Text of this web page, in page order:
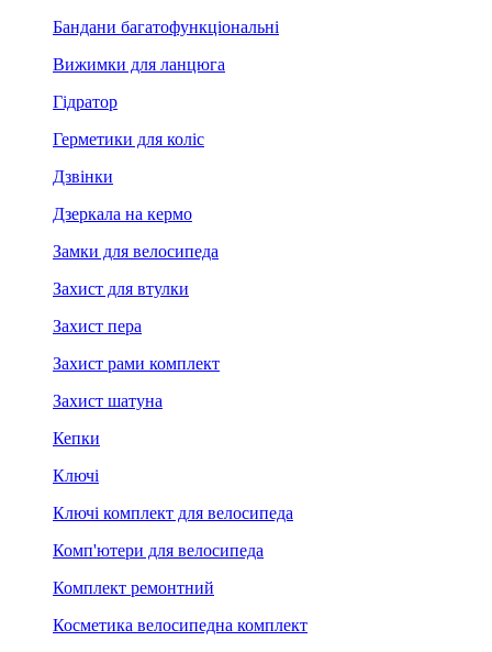
Бандани багатофункціональні
Вижимки для ланцюга
Гідратор
Герметики для коліс
Дзвінки
Дзеркала на кермо
Замки для велосипеда
Захист для втулки
Захист пера
Захист рами комплект
Захист шатуна
Кепки
Ключі
Ключі комплект для велосипеда
Комп'ютери для велосипеда
Комплект ремонтний
Косметика велосипедна комплект